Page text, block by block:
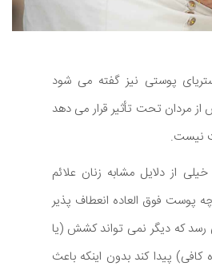
پوستی نیز گفته می شود
مردان تحت تأثیر قرار می دهد
نیست.
از دلایل مشابه زنان علائم
پوست فوق العاده انعطاف پذیر
رسد که دیگر نمی تواند کشش (یا
پیدا کند بدون اینکه باعث